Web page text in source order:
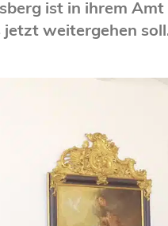
ist in ihrem
jetzt weitergehen